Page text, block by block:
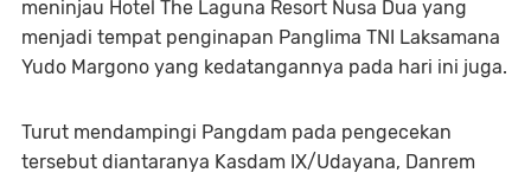
meninjau Hotel The Laguna Resort Nusa Dua yang
menjadi tempat penginapan Panglima TNI Laksamana
Yudo Margono yang kedatangannya pada hari ini juga.
Turut mendampingi Pangdam pada pengecekan
tersebut diantaranya Kasdam IX/Udayana, Danrem